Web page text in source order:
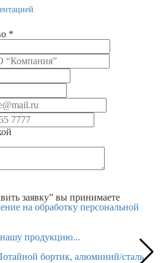
*
заявку” вы принимаете
на обработку персональной
нашу продукцию...
бортик, алюминий/сталь